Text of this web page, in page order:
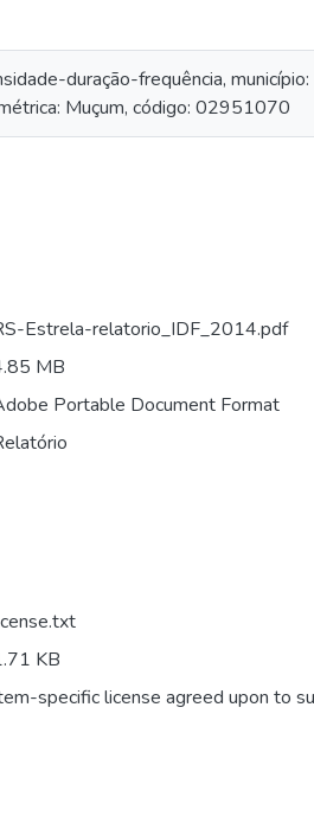
duração-frequência,
Muçum, código: 02951070
Estrela-relatorio_IDF_2014.pdf
MB
Portable Document Format
KB
specific license agreed upon to